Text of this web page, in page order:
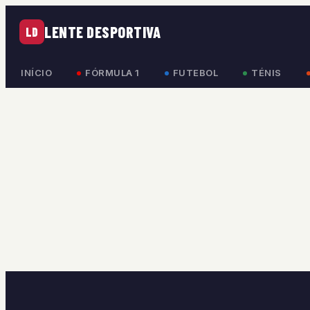
LD LENTE DESPORTIVA
INÍCIO FÓRMULA 1 FUTEBOL TÉNIS